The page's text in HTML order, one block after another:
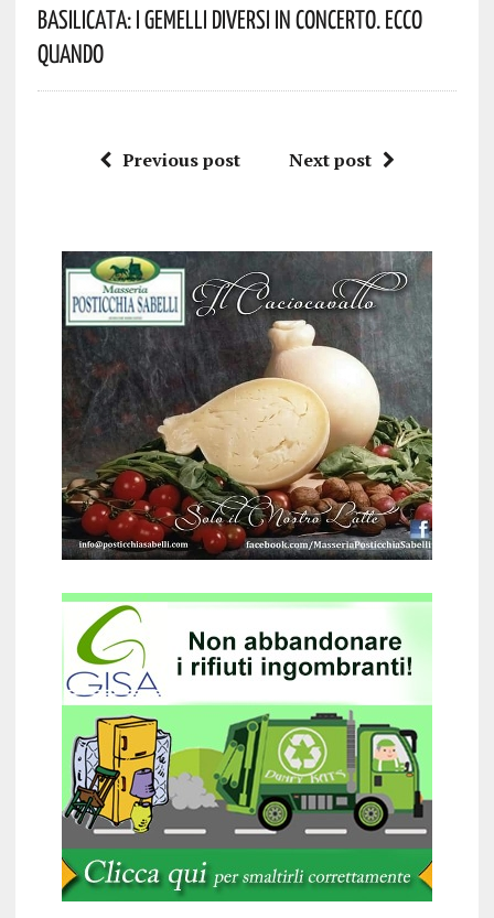
Basilicata: I Gemelli DiVersi In Concerto. Ecco
Quando
Previous post Next post